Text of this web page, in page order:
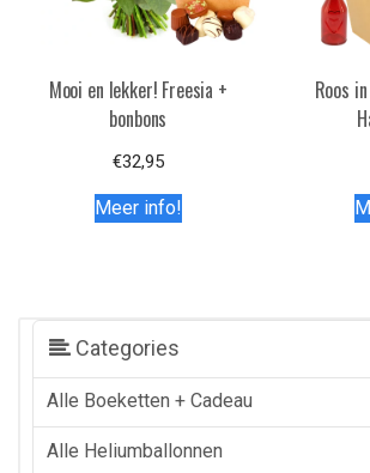
Mooi en lekker! Freesia +
bonbons
€32,95
Meer info!
Roos
Categories
Alle Boeketten + Cadeau
Alle Heliumballonnen